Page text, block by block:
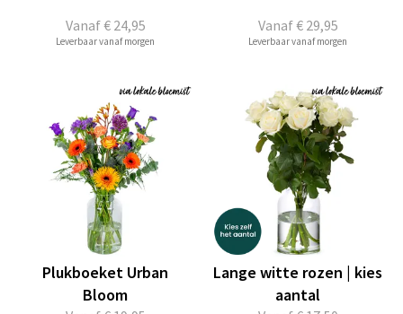
Vanaf€ 24,95
Leverbaar vanaf morgen
Vanaf€ 29,95
Leverbaar vanaf morgen
Plukboeket Urban
Bloom
Lange witte rozen | kies
aantal